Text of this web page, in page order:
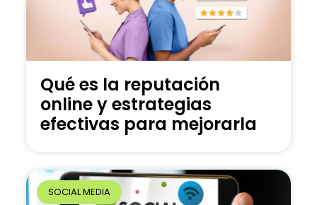
Qué es la reputación
online y estrategias
efectivas para mejorarla
SOCIAL MEDIA